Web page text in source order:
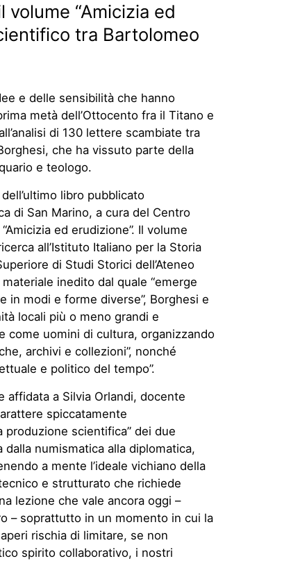
volume “Amicizia ed
tra Bartolomeo
e delle sensibilità che hanno
metà dell’Ottocento fra il Titano e
di 130 lettere scambiate tra
che ha vissuto parte della
e teologo.
libro pubblicato
di San Marino, a cura del Centro
ed erudizione”. Il volume
all’Istituto Italiano per la Storia
di Studi Storici dell’Ateneo
inedito dal quale “emerge
in modi e forme diverse”, Borghesi e
locali più o meno grandi e
come uomini di cultura, organizzando
archivi e collezioni”, nonché
e politico del tempo”.
affidata a Silvia Orlandi, docente
spiccatamente
scientifica” dei due
numismatica alla diplomatica,
a mente l’ideale vichiano della
e strutturato che richiede
lezione che vale ancora oggi –
– soprattutto in un momento in cui la
rischia di limitare, se non
spirito collaborativo, i nostri